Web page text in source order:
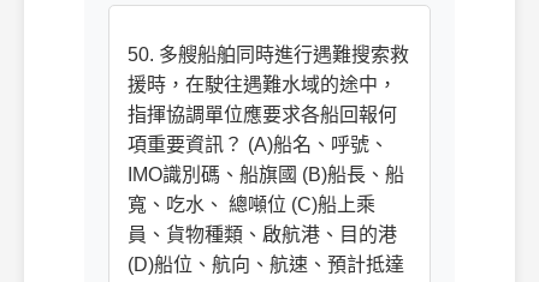
50. 多艘船舶同時進行遇難搜索救
援時，在駛往遇難水域的途中，
指揮協調單位應要求各船回報何
項重要資訊？ (A)船名、呼號、
IMO識別碼、船旗國 (B)船長、船
寬、吃水、 總噸位 (C)船上乘
員、貨物種類、啟航港、目的港
(D)船位、航向、航速、預計抵達